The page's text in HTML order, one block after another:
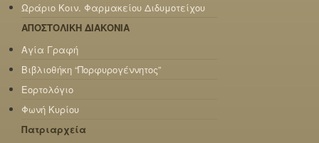
Ωράριο Κοιν. Φαρμακείου Διδυμοτείχου
ΑΠΟΣΤΟΛΙΚΗ ΔΙΑΚΟΝΙΑ
Αγία Γραφή
Βιβλιοθήκη “Πορφυρογέννητος”
Εορτολόγιο
Φωνή Κυρίου
Πατριαρχεία